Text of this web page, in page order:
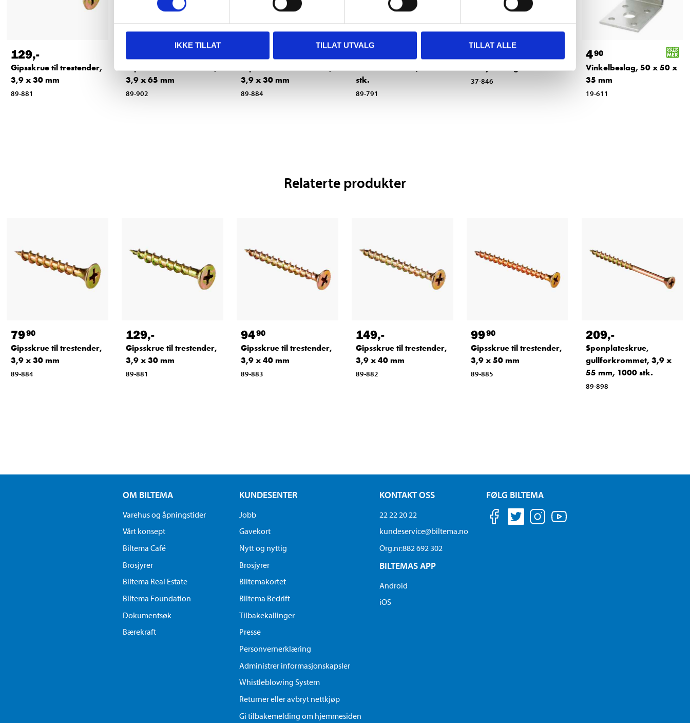
IKKE TILLAT TILLAT UTVALG TILLAT ALLE
129,-
Gipsskrue til trestender,
3,9 x 30 mm
89-881
119
Gipsskrue til trestender,
3,9 x 65 mm
89-902
Gipsskrue til trestender,
3,9 x 30 mm
89-884
Treskrue 5 x 90, 100
stk.
89-791
Akryltetning
37-846
490
Vinkelbeslag, 50 x 50 x
35 mm
19-611
Relaterte produkter
7990
Gipsskrue til trestender,
3,9 x 30 mm
89-884
129,-
Gipsskrue til trestender,
3,9 x 30 mm
89-881
9490
Gipsskrue til trestender,
3,9 x 40 mm
89-883
149,-
Gipsskrue til trestender,
3,9 x 40 mm
89-882
9990
Gipsskrue til trestender,
3,9 x 50 mm
89-885
209,-
Sponplateskrue,
gullforkrommet, 3,9 x
55 mm, 1000 stk.
89-898
OM BILTEMA
Varehus og åpningstider
Vårt konsept
Biltema Café
Brosjyrer
Biltema Real Estate
Biltema Foundation
Dokumentsøk
Bærekraft
KUNDESENTER
Jobb
Gavekort
Nytt og nyttig
Brosjyrer
Biltemakortet
Biltema Bedrift
Tilbakekallinger
Presse
Personvernerklæring
Administrer informasjonskapsler
Whistleblowing System
Returner eller avbryt nettkjøp
Gi tilbakemelding om hjemmesiden
KONTAKT OSS
22 22 20 22
kundeservice@biltema.no
Org.nr:882 692 302
BILTEMAS APP
Android
iOS
FØLG BILTEMA